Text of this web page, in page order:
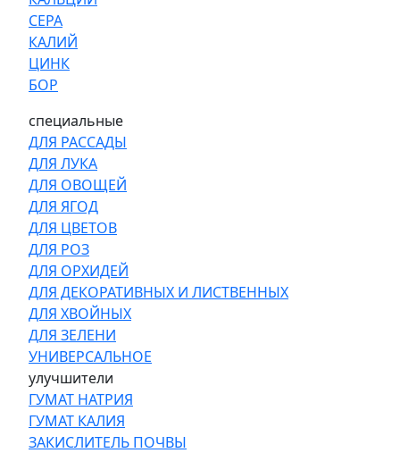
СЕРА
КАЛИЙ
ЦИНК
БОР
специальные
ДЛЯ РАССАДЫ
ДЛЯ ЛУКА
ДЛЯ ОВОЩЕЙ
ДЛЯ ЯГОД
ДЛЯ ЦВЕТОВ
ДЛЯ РОЗ
ДЛЯ ОРХИДЕЙ
ДЛЯ ДЕКОРАТИВНЫХ И ЛИСТВЕННЫХ
ДЛЯ ХВОЙНЫХ
ДЛЯ ЗЕЛЕНИ
УНИВЕРСАЛЬНОЕ
улучшители
ГУМАТ НАТРИЯ
ГУМАТ КАЛИЯ
ЗАКИСЛИТЕЛЬ ПОЧВЫ